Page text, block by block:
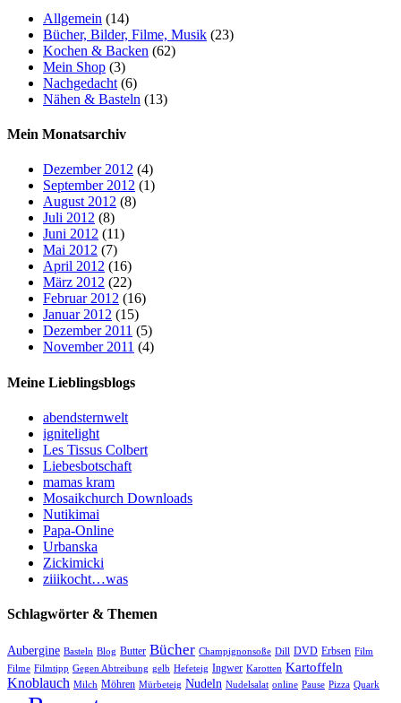
Allgemein (14)
Bücher, Bilder, Filme, Musik (23)
Kochen & Backen (62)
Mein Shop (3)
Nachgedacht (6)
Nähen & Basteln (13)
Mein Monatsarchiv
Dezember 2012 (4)
September 2012 (1)
August 2012 (8)
Juli 2012 (8)
Juni 2012 (11)
Mai 2012 (7)
April 2012 (16)
März 2012 (22)
Februar 2012 (16)
Januar 2012 (15)
Dezember 2011 (5)
November 2011 (4)
Meine Lieblingsblogs
abendsternwelt
ignitelight
Les Tissus Colbert
Liebesbotschaft
mamas kram
Mosaikchurch Downloads
Nutikimai
Papa-Online
Urbanska
Zickimicki
ziiikocht…was
Schlagwörter & Themen
Aubergine Basteln Blog Butter Bücher Champignonsoße Dill DVD Erbsen Film
Filme Filmtipp Gegen Abtreibung gelb Hefeteig Ingwer Karotten Kartoffeln
Knoblauch Milch Möhren Mürbeteig Nudeln Nudelsalat online Pause Pizza Quark